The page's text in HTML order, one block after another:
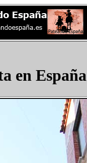
en España